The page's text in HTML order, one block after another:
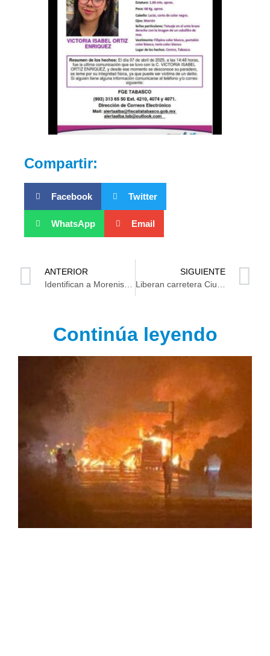
Compartir:
Facebook Twitter
WhatsApp Email
ANTERIOR
SIGUIENTE
Continúa leyendo